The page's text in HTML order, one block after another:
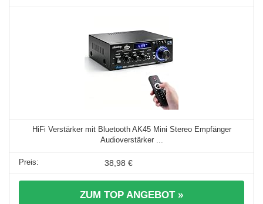
HiFi Verstärker mit Bluetooth AK45 Mini Stereo Empfänger
Audioverstärker ...
38,98 €
ZUM TOP ANGEBOT »